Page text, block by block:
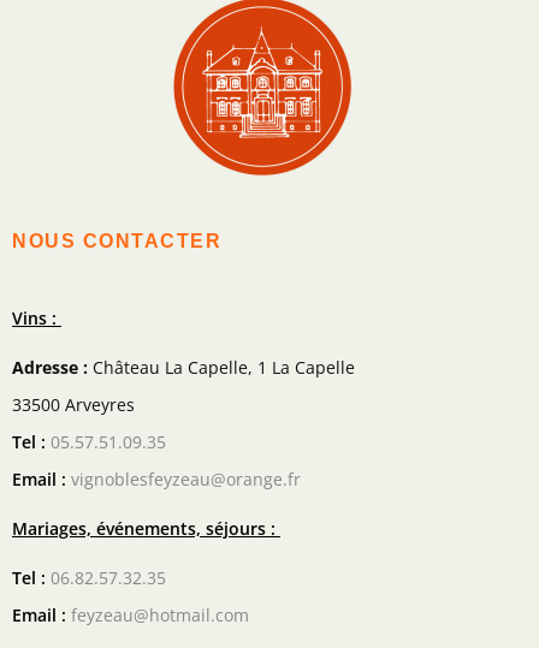
NOUS CONTACTER
Vins :
Adresse : Château La Capelle, 1 La Capelle
33500 Arveyres
Tel : 05.57.51.09.35
Email : vignoblesfeyzeau@orange.fr
Mariages, événements, séjours :
Tel : 06.82.57.32.35
Email : feyzeau@hotmail.com